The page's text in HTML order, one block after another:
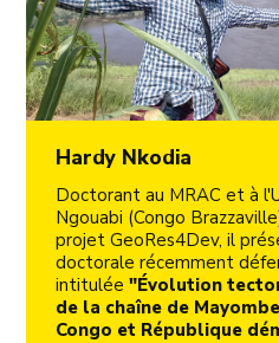
Hardy Nkodia
Doctorant au MRAC et à
Ngouabi (Congo
projet GeoRes4Dev, il
doctorale récemment
intitulée "Évolution
de la chaîne de
Congo et République